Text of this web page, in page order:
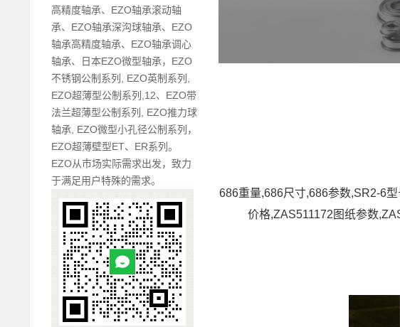
高精度轴承、EZO轴承滚动轴
承、EZO轴承深沟球轴承、EZO
轴承高精度轴承、EZO轴承调心
轴承、日本EZO微型轴承，EZO
不锈钢公制系列, EZO英制系列,
EZO超薄型公制系列,12、EZO带
法兰超薄型公制系列, EZO推力球
轴承, EZO微型小孔径公制系列，
EZO超薄壁型ET、ER系列。
EZO从市场实际需求出发，致力
于满足用户特殊的需求。
686重量,686尺寸,686参数,SR2-6
价格,ZAS511172图纸参数